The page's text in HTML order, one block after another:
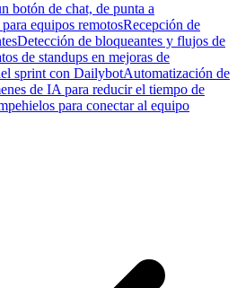
botón de chat, de punta a
equipos remotosRecepción de
Detección de bloqueantes y flujos de
de standups en mejoras de
sprint con DailybotAutomatización de
de IA para reducir el tiempo de
para conectar al equipo